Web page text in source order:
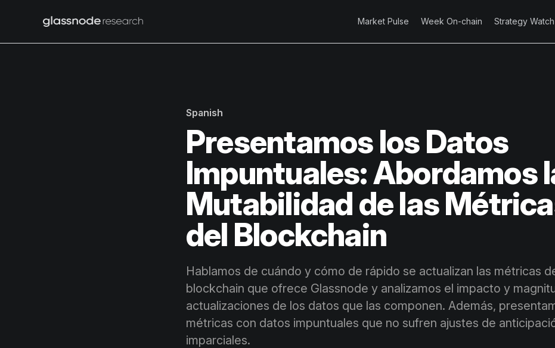
Market Pulse Week On-chain Strategy Watch
Spanish
Presentamos los Datos
Impuntuales: Abordamos
Mutabilidad de las
del Blockchain
Hablamos de cuándo y cómo de rápido se actualizan las métricas
blockchain que ofrece Glassnode y analizamos el impacto y
actualizaciones de los datos que las componen. Además,
métricas con datos impuntuales que no sufren ajustes de
imparciales.